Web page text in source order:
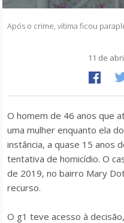
Após o crime, vítima ficou
11 de
O homem de 46 anos que
uma mulher enquanto ela
instância, a quase 15 anos
tentativa de homicídio. O
de 2019, no bairro Mary
recurso.
O g1 teve acesso à